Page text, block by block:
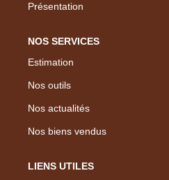
Présentation
NOS SERVICES
Estimation
Nos outils
Nos actualités
Nos biens vendus
LIENS UTILES